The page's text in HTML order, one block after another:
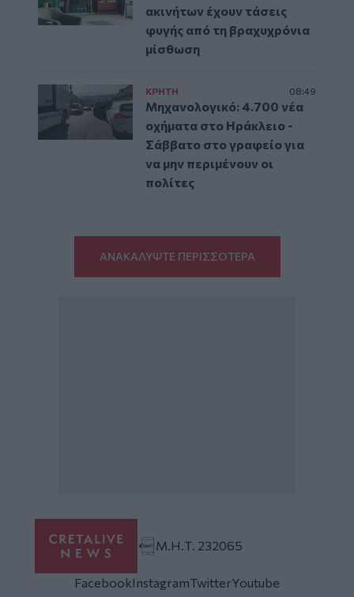
ακινήτων έχουν τάσεις
φυγής από τη βραχυχρόνια
μίσθωση
ΚΡΗΤΗ 08:49
Μηχανολογικό: 4.700 νέα
οχήματα στο Ηράκλειο -
Σάββατο στο γραφείο για
να μην περιμένουν οι
πολίτες
ΑΝΑΚΑΛΥΨΤΕ ΠΕΡΙΣΣΟΤΕΡΑ
Μ.Η.Τ. 232065
FacebookInstagramTwitterYoutube